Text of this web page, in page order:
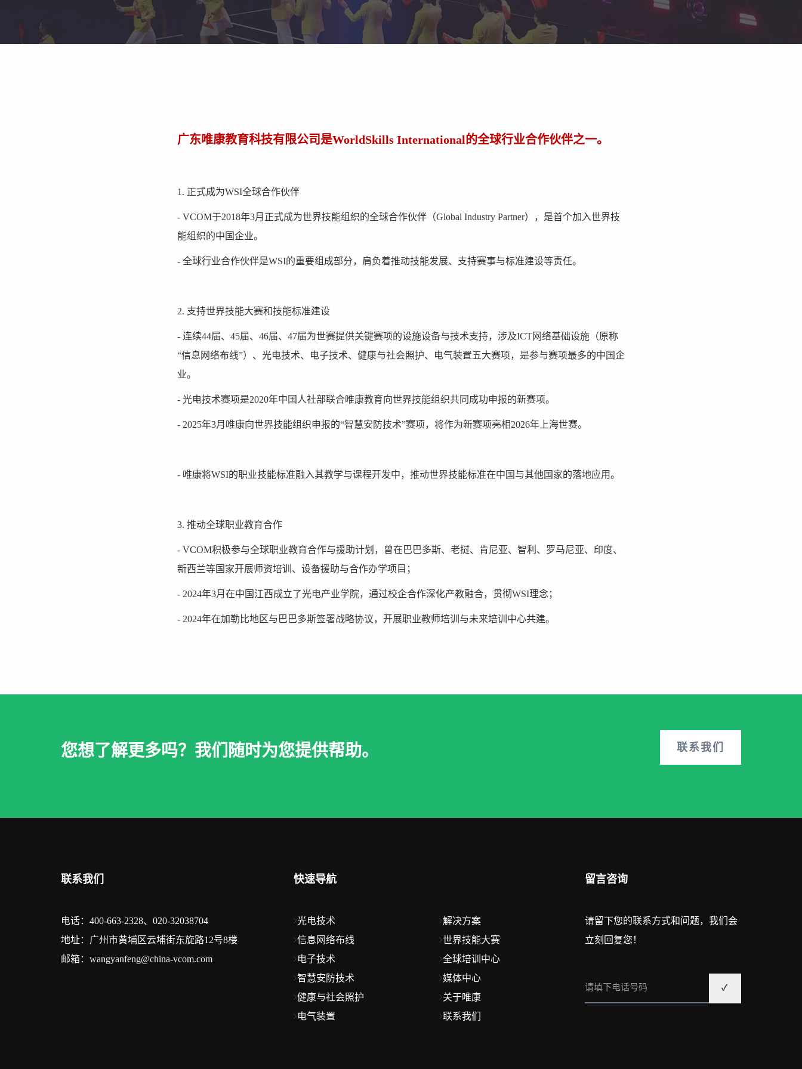
广东唯康教育科技有限公司是WorldSkills International的全球行业合作伙伴之一。
1. 正式成为WSI全球合作伙伴
- VCOM于2018年3月正式成为世界技能组织的全球合作伙伴（Global Industry Partner），是首个加入世界技
能组织的中国企业。
- 全球行业合作伙伴是WSI的重要组成部分，肩负着推动技能发展、支持赛事与标准建设等责任。
2. 支持世界技能大赛和技能标准建设
- 连续44届、45届、46届、47届为世赛提供关键赛项的设施设备与技术支持，涉及ICT网络基础设施（原称
“信息网络布线”）、光电技术、电子技术、健康与社会照护、电气装置五大赛项，是参与赛项最多的中国企
业。
- 光电技术赛项是2020年中国人社部联合唯康教育向世界技能组织共同成功申报的新赛项。
- 2025年3月唯康向世界技能组织申报的“智慧安防技术”赛项，将作为新赛项亮相2026年上海世赛。
- 唯康将WSI的职业技能标准融入其教学与课程开发中，推动世界技能标准在中国与其他国家的落地应用。
3. 推动全球职业教育合作
- VCOM积极参与全球职业教育合作与援助计划，曾在巴巴多斯、老挝、肯尼亚、智利、罗马尼亚、印度、
新西兰等国家开展师资培训、设备援助与合作办学项目；
- 2024年3月在中国江西成立了光电产业学院，通过校企合作深化产教融合，贯彻WSI理念；
- 2024年在加勒比地区与巴巴多斯签署战略协议，开展职业教师培训与未来培训中心共建。
您想了解更多吗？我们随时为您提供帮助。 联系我们
联系我们
电话：400-663-2328、020-32038704
地址：广州市黄埔区云埔街东旋路12号8楼
邮箱：wangyanfeng@china-vcom.com
快速导航
光电技术
信息网络布线
电子技术
智慧安防技术
健康与社会照护
电气装置
解决方案
世界技能大赛
全球培训中心
媒体中心
关于唯康
联系我们
留言咨询
请留下您的联系方式和问题，我们会
立刻回复您！